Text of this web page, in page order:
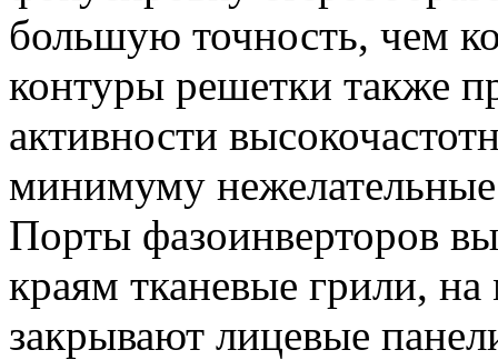
большую точность, чем
контуры решетки также
активности
минимуму
Порты фазоинверторов
краям тканевые грили,
закрывают лицевые